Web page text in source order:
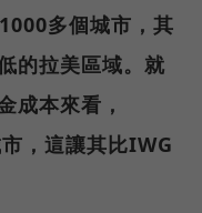
多個城市，其
的拉美區域。就
成本來看，
，這讓其比IWG